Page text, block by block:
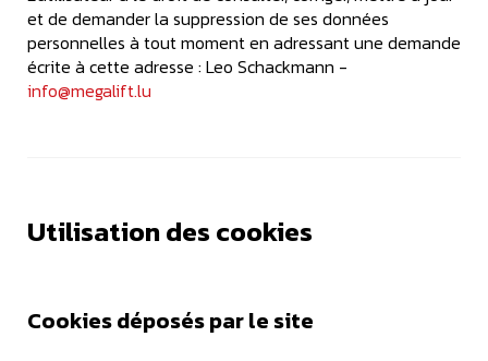
et de demander la suppression de ses données
personnelles à tout moment en adressant une demande
écrite à cette adresse : Leo Schackmann -
info@megalift.lu
Utilisation des cookies
Cookies déposés par le site